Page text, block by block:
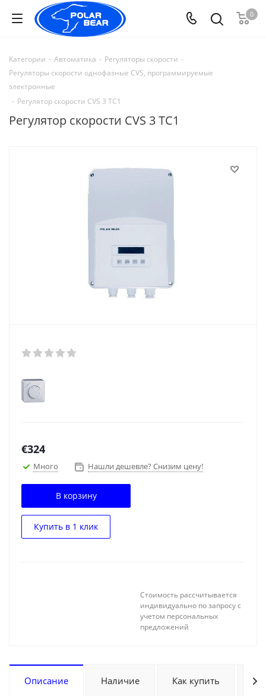
0
Категории - Автоматика - Регуляторы скорости -
Регуляторы скорости однофазные CVS, программируемые
электронные
- Регулятор скорости CVS 3 TС1
Регулятор скорости CVS 3 TС1
€324
Много Нашли дешевле? Снизим цену!
В корзину
Купить в 1 клик
Стоимость рассчитывается
индивидуально по запросу с
учетом персональных
предложений
Описание Наличие Как купить